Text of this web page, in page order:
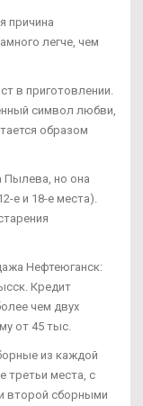
причина
легче, чем
в приготовлении.
символ любви,
образом
Пылева, но она
е и 18-е места).
Нефтеюганск:
Кредит
чем двух
от 45 тыс.
из каждой
третьи места, с
второй сборными